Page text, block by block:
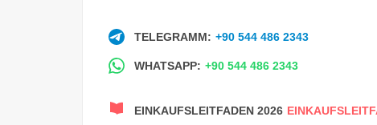
TELEGRAMM: +90 544 486 2343
WHATSAPP: +90 544 486 2343
EINKAUFSLEITFADEN 2026